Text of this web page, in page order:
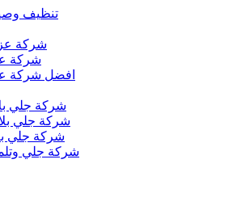
تنظيف وصيانة
شركة عزل
شركة عزل
افضل شركة عزل
شركة جلي بلاط
شركة جلي بلاط
شركة جلي بلاط
شركة جلي وتلميع